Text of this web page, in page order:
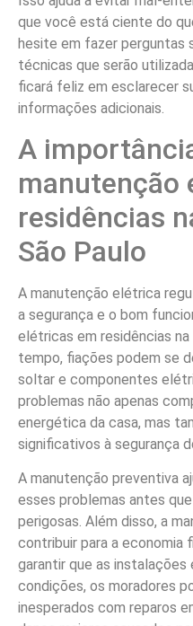
que você está ciente do
hesite em fazer perguntas
técnicas que serão
ficará feliz em esclarecer
informações adicionais.
A
manutenção
residências
São Paulo
A manutenção elétrica
a segurança e o bom
elétricas em residências na
tempo, fiações podem se
soltar e componentes
problemas não apenas
energética da casa, mas
significativos à segurança
A manutenção preventiva
esses problemas antes
perigosas. Além disso, a
contribuir para a economia
garantir que as
condições, os moradores
inesperados com reparos